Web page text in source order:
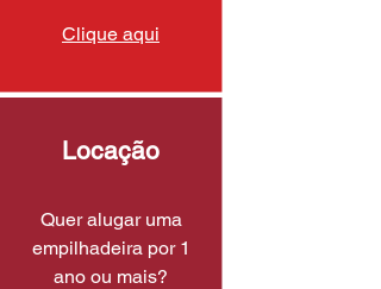
Clique aqui
Locação
Quer alugar uma
empilhadeira por 1
ano ou mais?